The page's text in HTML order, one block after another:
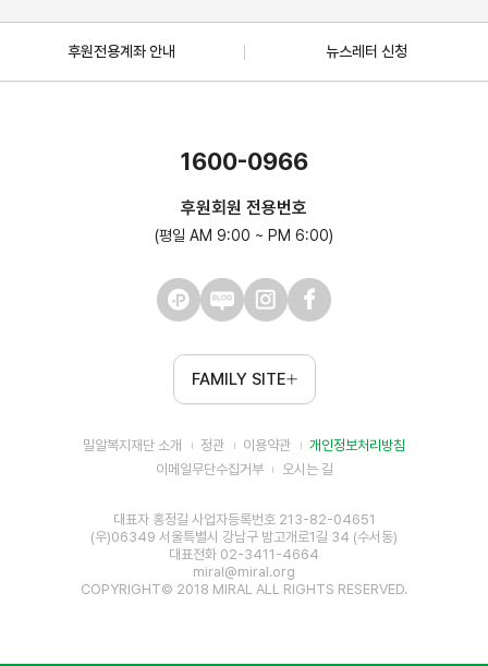
후원전용계좌 안내 뉴스레터 신청
1600-0966
후원회원 전용번호
(평일 AM 9:00 ~ PM 6:00)
FAMILY SITE
밀알복지재단 소개 정관 이용약관
개인정보처리방침
이메일무단수집거부
오시는 길
대표자 홍정길 사업자등록번호 213-82-04651
(우)06349 서울특별시 강남구 밤고개로1길 34 (수서동)
대표전화 02-3411-4664
miral@miral.org
COPYRIGHT© 2018 MIRAL ALL RIGHTS RESERVED.